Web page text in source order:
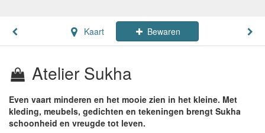
Kaart Bewaren
Atelier Sukha
Even vaart minderen en het mooie zien in het kleine. Met
kleding, meubels, gedichten en tekeningen brengt Sukha
schoonheid en vreugde tot leven.